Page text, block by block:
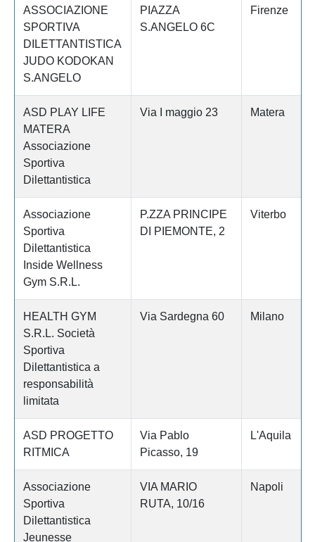
ASSOCIAZIONE
SPORTIVA
DILETTANTISTICA
JUDO KODOKAN
S.ANGELO
PIAZZA
S.ANGELO 6C
Firenze
ASD PLAY LIFE
MATERA
Associazione
Sportiva
Dilettantistica
Via I maggio 23 Matera
Associazione
Sportiva
Dilettantistica
Inside Wellness
Gym S.R.L.
P.ZZA PRINCIPE
DI PIEMONTE, 2
Viterbo
HEALTH GYM
S.R.L. Società
Sportiva
Dilettantistica a
responsabilità
limitata
Via Sardegna 60 Milano
ASD PROGETTO
RITMICA
Via Pablo
Picasso, 19
L'Aquila
Associazione
Sportiva
Dilettantistica
Jeunesse
VIA MARIO
RUTA, 10/16
Napoli